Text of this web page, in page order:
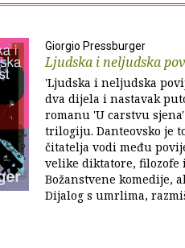
Giorgio Pressburger
Ljudska i neljudska
'Ljudska i neljudska
dva dijela i nastavak
romanu 'U carstvu
trilogiju. Danteovsko je
čitatelja vodi među
velike diktatore,
Božanstvene komedije,
Dijalog s umrlima,